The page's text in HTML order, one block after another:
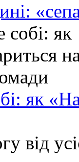
як
від